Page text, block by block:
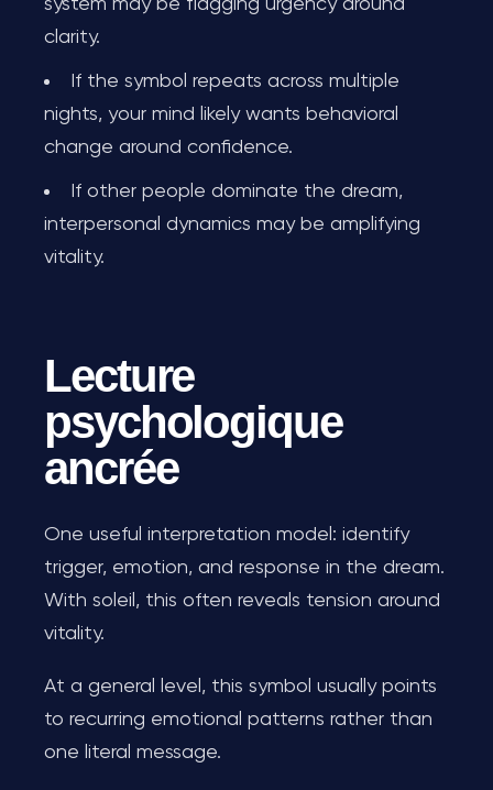
system may be flagging urgency around
clarity.
If the symbol repeats across multiple
nights, your mind likely wants behavioral
change around confidence.
If other people dominate the dream,
interpersonal dynamics may be amplifying
vitality.
Lecture
psychologique
ancrée
One useful interpretation model: identify
trigger, emotion, and response in the dream.
With soleil, this often reveals tension around
vitality.
At a general level, this symbol usually points
to recurring emotional patterns rather than
one literal message.